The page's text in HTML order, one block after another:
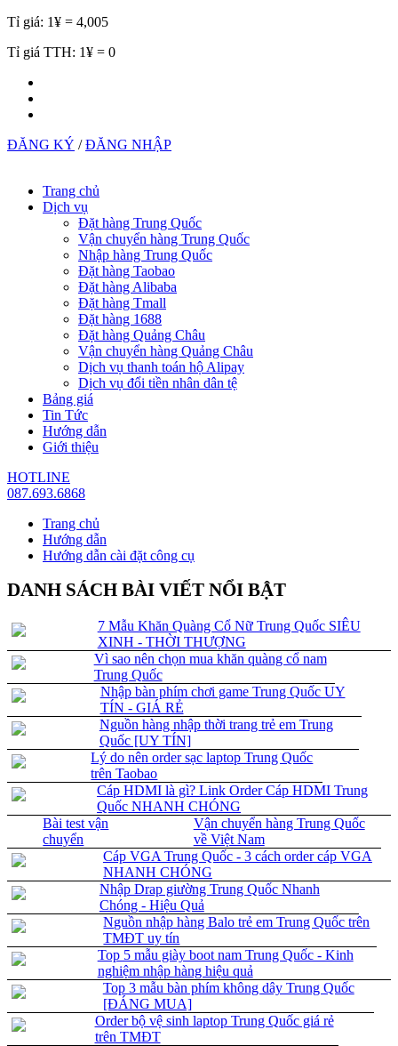
Tỉ giá: 1¥ = 4,005
Tỉ giá TTH: 1¥ = 0
ĐĂNG KÝ /ĐĂNG NHẬP
Trang chủ
Dịch vụ
Đặt hàng Trung Quốc
Vận chuyển hàng Trung Quốc
Nhập hàng Trung Quốc
Đặt hàng Taobao
Đặt hàng Alibaba
Đặt hàng Tmall
Đặt hàng 1688
Đặt hàng Quảng Châu
Vận chuyển hàng Quảng Châu
Dịch vụ thanh toán hộ Alipay
Dịch vụ đổi tiền nhân dân tệ
Bảng giá
Tin Tức
Hướng dẫn
Giới thiệu
HOTLINE
087.693.6868
Trang chủ
Hướng dẫn
Hướng dẫn cài đặt công cụ
DANH SÁCH BÀI VIẾT NỔI BẬT
7 Mẫu Khăn Quàng Cổ Nữ Trung Quốc SIÊU
XINH - THỜI THƯỢNG
Vì sao nên chọn mua khăn quàng cổ nam
Trung Quốc
Nhập bàn phím chơi game Trung Quốc UY
TÍN - GIÁ RẺ
Nguồn hàng nhập thời trang trẻ em Trung
Quốc [UY TÍN]
Lý do nên order sạc laptop Trung Quốc
trên Taobao
Cáp HDMI là gì? Link Order Cáp HDMI Trung
Quốc NHANH CHÓNG
Bài test vận
chuyển
Vận chuyển hàng Trung Quốc
về Việt Nam
Cáp VGA Trung Quốc - 3 cách order cáp VGA
NHANH CHÓNG
Nhập Drap giường Trung Quốc Nhanh
Chóng - Hiệu Quả
Nguồn nhập hàng Balo trẻ em Trung Quốc trên
TMĐT uy tín
Top 5 mẫu giày boot nam Trung Quốc - Kinh
nghiệm nhập hàng hiệu quả
Top 3 mẫu bàn phím không dây Trung Quốc
[ĐÁNG MUA]
Order bộ vệ sinh laptop Trung Quốc giá rẻ
trên TMĐT